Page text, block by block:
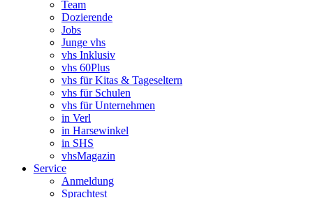
Team
Dozierende
Jobs
Junge vhs
vhs Inklusiv
vhs 60Plus
vhs für Kitas & Tageseltern
vhs für Schulen
vhs für Unternehmen
in Verl
in Harsewinkel
in SHS
vhsMagazin
Service
Anmeldung
Sprachtest